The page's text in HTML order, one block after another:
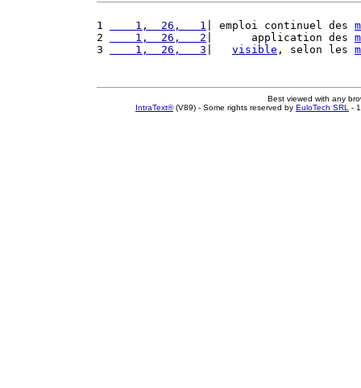
1
    1,  26,   1
| emploi continuel des
2
    1,  26,   2
|      application des
3
    1,  26,   3
visible , selon les
Best viewed with any
IntraText®(V89) - Some rights reserved by EuloTech SRL -